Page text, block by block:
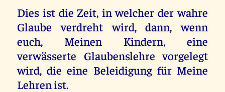
Dies ist die Zeit, in welcher der wahre
Glaube verdreht wird, dann, wenn
euch, Meinen Kindern, eine
verwässerte Glaubenslehre vorgelegt
wird, die eine Beleidigung für Meine
Lehren ist.